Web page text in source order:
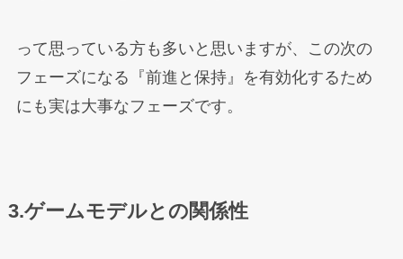
って思っている方も多いと思いますが、この次の
フェーズになる『前進と保持』を有効化するため
にも実は大事なフェーズです。
3.ゲームモデルとの関係性